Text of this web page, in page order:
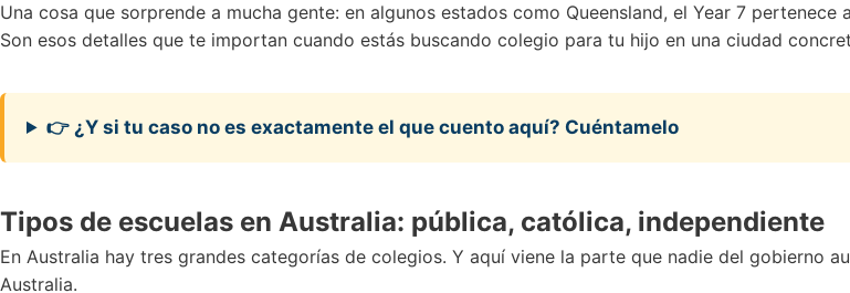
Una cosa que sorprende a mucha gente: en algunos estados como Queensland, el Year 7
Son esos detalles que te importan cuando estás buscando colegio para tu hijo en una ciudad
👉 ¿Y si tu caso no es exactamente el que cuento aquí? Cuéntamelo
Tipos de escuelas en Australia: pública, católica, independiente
En Australia hay tres grandes categorías de colegios. Y aquí viene la parte que nadie del gobierno
Australia.